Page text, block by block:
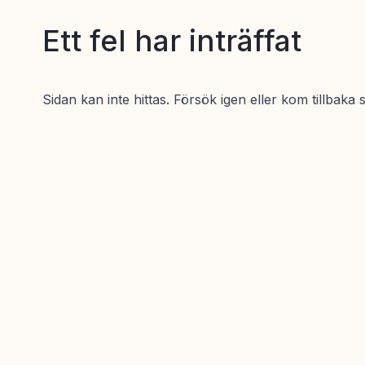
Ett fel har inträffat
Sidan kan inte hittas. Försök igen eller kom tillbaka